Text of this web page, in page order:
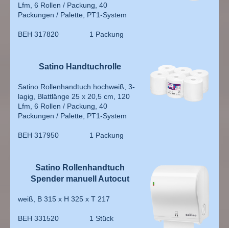
Lfm, 6 Rollen / Packung, 40
Packungen / Palette, PT1-System
BEH 317820 1 Packung
Satino Handtuchrolle
Satino Rollenhandtuch hochweiß, 3-
lagig, Blattlänge 25 x 20,5 cm, 120
Lfm, 6 Rollen / Packung, 40
Packungen / Palette, PT1-System
BEH 317950 1 Packung
Satino Rollenhandtuch
Spender manuell Autocut
weiß, B 315 x H 325 x T 217
BEH 331520 1 Stück